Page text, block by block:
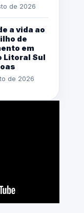
de 2026
a vida ao
de
em
Litoral Sul
de 2026